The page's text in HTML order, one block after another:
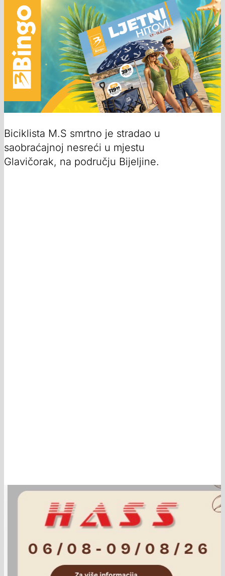
Biciklista M.S smrtno je stradao u
saobraćajnoj nesreći u mjestu
Glavičorak, na području Bijeljine.